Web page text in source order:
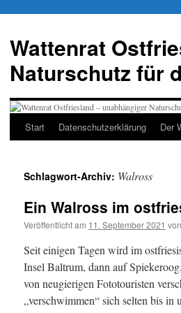
springen
Wattenrat
Naturschutz für
Start Datenschutzerklärung Der
Schlagwort-Archiv: Walross
Ein Walross im
Veröffentlicht am 11. September 2021 von
Seit einigen Tagen wird im
Insel Baltrum, dann auf
von neugierigen Fototouristen
„verschwimmen“ sich selten bis